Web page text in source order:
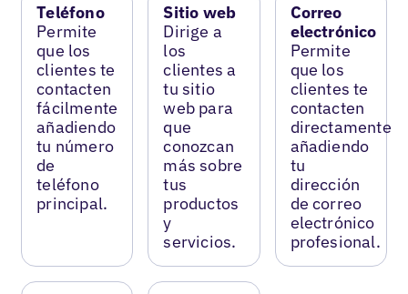
Teléfono
Permite
que los
clientes te
contacten
fácilmente
añadiendo
tu número
de
teléfono
principal.
Sitio web
Dirige a
los
clientes a
tu sitio
web para
que
conozcan
más sobre
tus
productos
y
servicios.
Correo
electrónico
Permite
que los
clientes te
contacten
directamente
añadiendo
tu
dirección
de correo
electrónico
profesional.